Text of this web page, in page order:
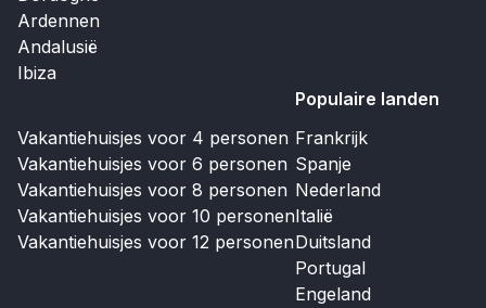
Ardennen
Andalusië
Ibiza
Vakantiehuisjes voor 4 personen
Vakantiehuisjes voor 6 personen
Vakantiehuisjes voor 8 personen
Vakantiehuisjes voor 10 personen
Vakantiehuisjes voor 12 personen
Populaire landen
Frankrijk
Spanje
Nederland
Italië
Duitsland
Portugal
Engeland